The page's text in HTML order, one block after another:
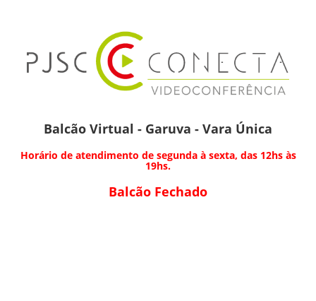
Balcão Virtual - Garuva - Vara Única
Horário de atendimento de segunda à sexta, das 12hs às
19hs.
Balcão Fechado